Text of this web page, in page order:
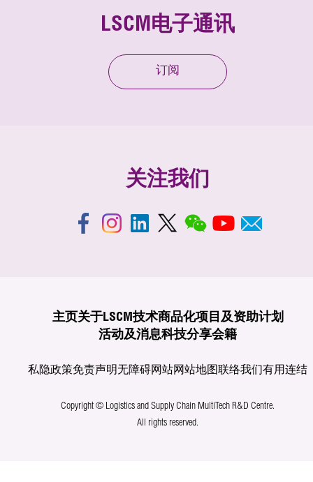
LSCM电子通讯
订阅
关注我们
主页关于LSCM技术商品化项目及资助计划
活动及消息科技分享会籍
私隐政策免责声明无障碍网站网站地图联络我们有用连结
Copyright © Logistics and Supply Chain MultiTech R&D Centre.
All rights reserved.